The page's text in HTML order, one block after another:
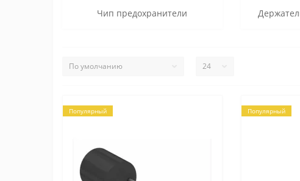
Чип предохранители
Популярный Популярный